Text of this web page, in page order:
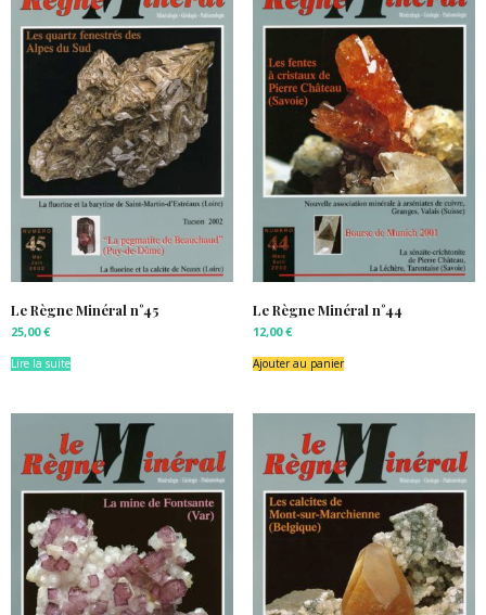
Le Règne Minéral n°45
25,00€
Lire la suite
Le Règne Minéral n°44
12,00€
Ajouter au panier